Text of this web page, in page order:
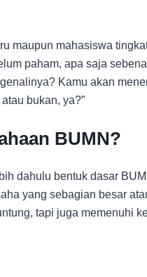
maupun mahasiswa
paham, apa saja
Kamu akan
bukan, ya?”
BUMN?
dahulu bentuk dasar
yang sebagian besar
tapi juga memenuhi